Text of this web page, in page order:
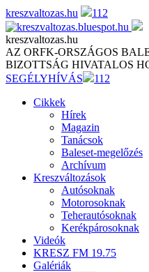
Skip
to
content
kreszvaltozas.hu 112
kreszvaltozas.hu
AZ ORFK-ORSZÁGOS
BIZOTTSÁG HIVATALOS
SEGÉLYHÍVÁS
112
Cikkek
Hírek
Magazin
Tanácsok
Baleset-megelőzés
Archívum
Kreszváltozások
Autósoknak
Motorosoknak
Teherautósoknak
Kerékpárosoknak
Videók
KRESZ FM 19.75
Galériák